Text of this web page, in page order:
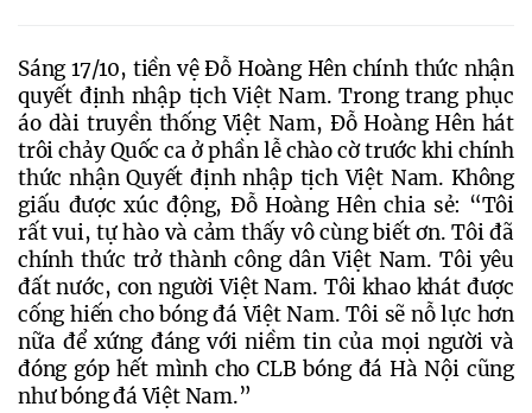
Sáng 17/10, tiền vệ Đỗ Hoàng Hên chính thức nhận
quyết định nhập tịch Việt Nam. Trong trang phục
áo dài truyền thống Việt Nam, Đỗ Hoàng Hên hát
trôi chảy Quốc ca ở phần lễ chào cờ trước khi chính
thức nhận Quyết định nhập tịch Việt Nam. Không
giấu được xúc động, Đỗ Hoàng Hên chia sẻ: “Tôi
rất vui, tự hào và cảm thấy vô cùng biết ơn. Tôi đã
chính thức trở thành công dân Việt Nam. Tôi yêu
đất nước, con người Việt Nam. Tôi khao khát được
cống hiến cho bóng đá Việt Nam. Tôi sẽ nỗ lực hơn
nữa để xứng đáng với niềm tin của mọi người và
đóng góp hết mình cho CLB bóng đá Hà Nội cũng
như bóng đá Việt Nam.”